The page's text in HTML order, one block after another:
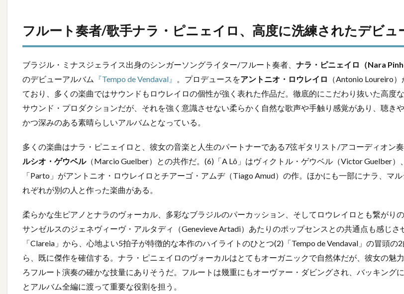
フルート奏者/歌手ナラ・ピニェイロ、高度に洗練されたデビュ
ブラジル・ミナスジェライス出身のシンガーソングライター/フルート奏者、 ナラ・ピニェイロ（Nara
のデビューアルバム 『Tempo de Vendaval』 。プロデュースをアントニオ・ロウレイロ
（Antonio Loureiro
ており、多くの楽曲ではサウンドもロウレイロの個性が強く表れた作品だ。徹底的にこだわり抜いた高度
サウンド・プロダクションだが、それを強く意識させない柔らかく自然な歌声や手触り感覚があり、聴きや
かつ深みのある素晴らしいアルバムとなっている。
多くの楽曲はナラ・ピニェイロと、彼女の音楽と人生のパートナーである7弦ギタリスト/アコーディオン
ルシオ・ゲウベル（Marcio Guelber）との共作だ。(6)「A Lô」はヴィクトル・ゲウベル（Victor Guelber）
「Parto」がアントニオ・ロウレイロとチアーゴ・アムヂ（Tiago Amud）の作。ほかにも一部にナラ、マ
れぞれが別の人と作った楽曲がある。
柔らかな生ピアノとナラのヴォーカル、多彩なブラジルのパーカッション、そしてロウレイロとも繋がり
サンゼルスのジェネヴィーヴ・アルタディ（Genevieve Artadi）あたりのポップセンスとの共通点も感じさ
「Clareia」から、心地よい5拍子が特徴的な本作のハイライトのひとつ(2)「Tempo de Vendaval」の冒頭の
ら、既に傑作を確信する。ナラ・ピニェイロのヴォーカルはとてもオーガニックで自然体だが、彼女の魅
ろフルート演奏の確かな技量にありそうだ。フルートは幾重にもオーヴァー・ダビングされ、バッキング
とアルバム全編に渡って重要な役割を担う。